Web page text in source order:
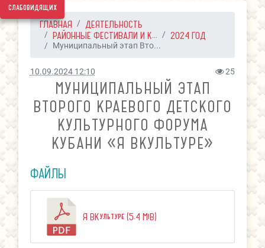
слабовидящих
ГЛАВНАЯ
ДЕЯТЕЛЬНОСТЬ
РАЙОННЫЕ ФЕСТИВАЛИ И К...
2024 ГОД
Муниципальный этап Вто...
10.09.2024 12:10 25
МУНИЦИПАЛЬНЫЙ ЭТАП
ВТОРОГО КРАЕВОГО ДЕТСКОГО
КУЛЬТУРНОГО ФОРУМА
КУБАНИ «Я ВКУЛЬТУРЕ»
ФАЙЛЫ
Я ВКультуре (5.4 MiB)